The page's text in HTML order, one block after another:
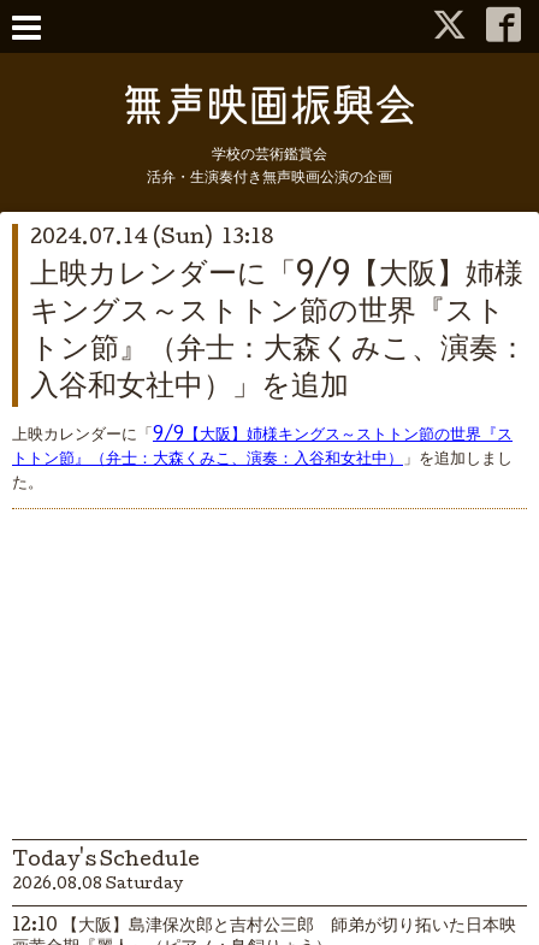
学校の芸術鑑賞会
活弁・生演奏付き無声映画公演の企画
2024.07.14 (Sun) 13:18
上映カレンダーに「9/9【大阪】姉様
キングス～ストトン節の世界『スト
トン節』（弁士：大森くみこ、演奏：
入谷和女社中）」を追加
上映カレンダーに「 9/9【大阪】姉様キングス～ストトン節の世界『ス
トトン節』（弁士：大森くみこ、演奏：入谷和女社中） 」を追加しまし
た。
Today's Schedule
2026.08.08 Saturday
12:10 【大阪】島津保次郎と吉村公三郎 師弟が切り拓いた日本映